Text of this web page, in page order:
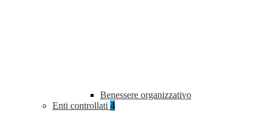
Benessere organizzativo
Enti controllati 4